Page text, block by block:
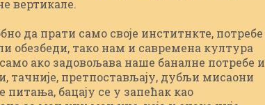
вертикале.
да прати само своје инститнкте, потребе
обезбеди, тако нам и савремена култура
ако задовољава наше баналне потребе и
тачније, претпостављају, дубљи мисаони
бацају се у запећак као